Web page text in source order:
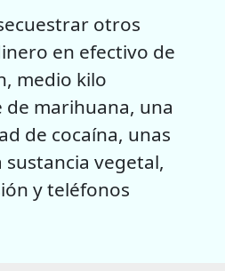
otros
en efectivo de
medio kilo
marihuana, una
de cocaína, unas
sustancia vegetal,
y teléfonos